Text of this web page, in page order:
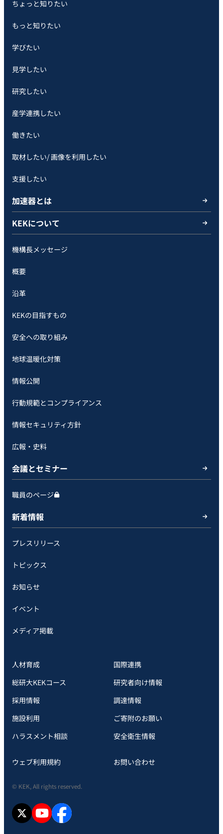
ちょっと知りたい
もっと知りたい
学びたい
見学したい
研究したい
産学連携したい
働きたい
取材したい/ 画像を利用したい
支援したい
加速器とは
KEKについて
機構長メッセージ
概要
沿革
KEKの目指すもの
安全への取り組み
地球温暖化対策
情報公開
行動規範とコンプライアンス
情報セキュリティ方針
広報・史料
会議とセミナー
職員のページ
新着情報
プレスリリース
トピックス
お知らせ
イベント
メディア掲載
人材育成
国際連携
総研大KEKコース
研究者向け情報
採用情報
調達情報
施設利用
ご寄附のお願い
ハラスメント相談
安全衛⽣情報
ウェブ利用規約 お問い合わせ
© KEK, All rights reserved.
X YouTubefacebook